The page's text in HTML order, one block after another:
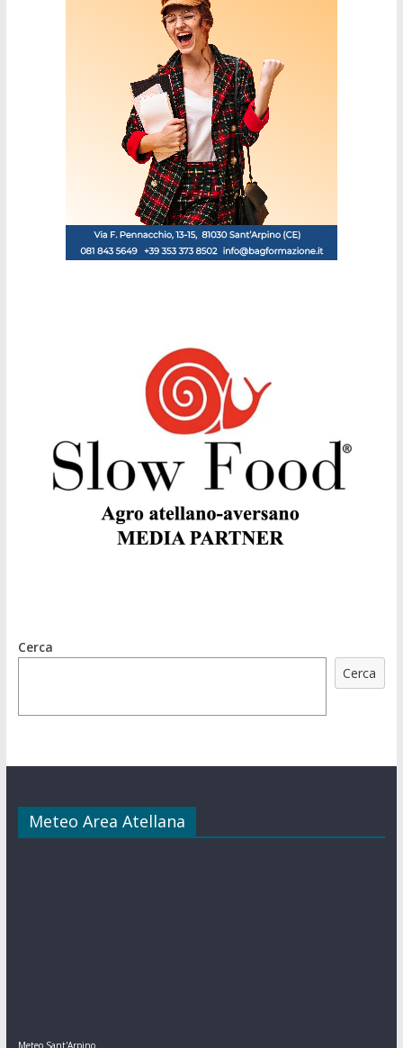
Cerca
Cerca
Meteo Area Atellana
Meteo Sant'Arpino